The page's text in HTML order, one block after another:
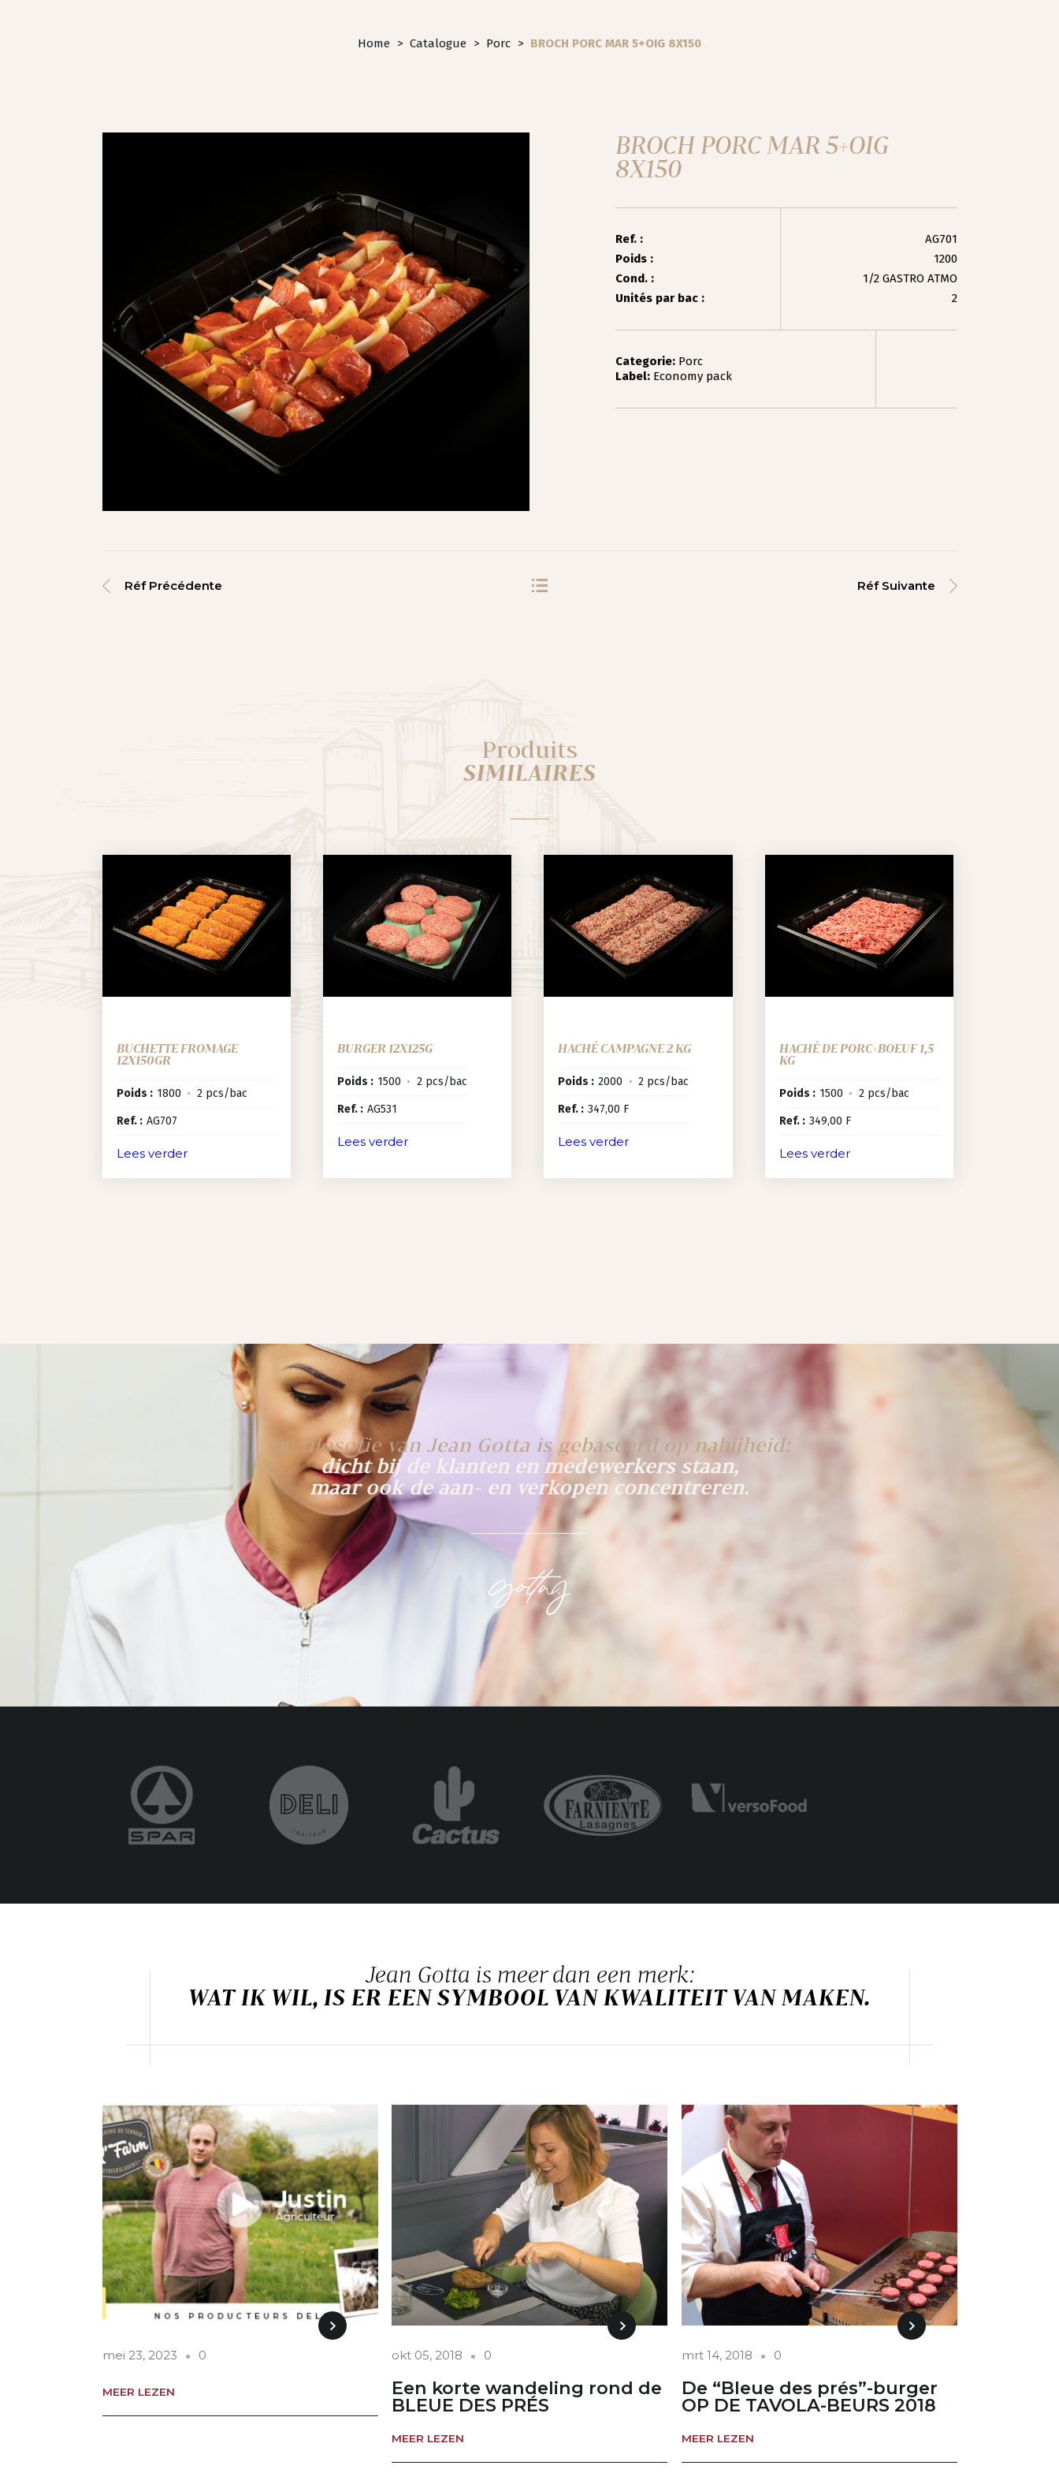
Home > Catalogue > Porc > BROCH PORC MAR 5+OIG 8X150
BROCH PORC MAR 5+OIG
8X150
Ref. :
AG701
Poids :
1200
Cond. :
1/2 GASTRO ATMO
Unités par bac :
2
Categorie: Porc
Label: Economy pack
Réf Précédente Réf Suivante
Produits
SIMILAIRES
BUCHETTE FROMAGE
12X150GR
Poids : 1800 • 2 pcs/bac
Ref. : AG707
Lees verder
BURGER 12X125G
Poids : 1500 • 2 pcs/bac
Ref. : AG531
Lees verder
HACHÉ CAMPAGNE 2 KG
Poids : 2000 • 2 pcs/bac
Ref. : 347,00 F
Lees verder
HACHÉ DE PORC+BOEUF 1,5
KG
Poids : 1500 • 2 pcs/bac
Ref. : 349,00 F
Lees verder
De filosofie van Jean Gotta is gebaseerd op nabijheid:
dicht bij de klanten en medewerkers staan,
maar ook de aan- en verkopen concentreren.
Jean Gotta is meer dan een merk:
WAT IK WIL, IS ER EEN SYMBOOL VAN KWALITEIT VAN MAKEN.
mei 23, 2023 0
MEER LEZEN
okt 05, 2018 0
Een korte wandeling rond de
BLEUE DES PRÉS
MEER LEZEN
mrt 14, 2018 0
De “Bleue des prés”-burger
OP DE TAVOLA-BEURS 2018
MEER LEZEN